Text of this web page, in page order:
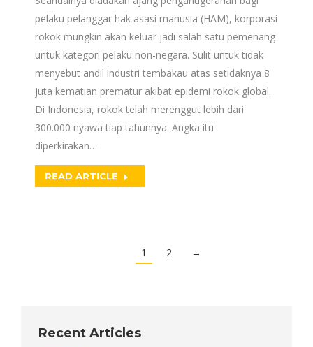
pelaku pelanggar hak asasi manusia (HAM), korporasi
rokok mungkin akan keluar jadi salah satu pemenang
untuk kategori pelaku non-negara. Sulit untuk tidak
menyebut andil industri tembakau atas setidaknya 8
juta kematian prematur akibat epidemi rokok global.
Di Indonesia, rokok telah merenggut lebih dari
300.000 nyawa tiap tahunnya. Angka itu
diperkirakan…
READ ARTICLE
1 2 →
Recent Articles